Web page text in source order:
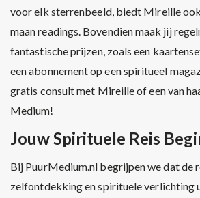
voor elk sterrenbeeld, biedt Mireille
maan readings. Bovendien maak jij
fantastische prijzen, zoals een
een abonnement op een spiritueel
gratis consult met Mireille of een van
Medium!
Jouw Spirituele Reis
Bij PuurMedium.nl begrijpen we dat de
zelfontdekking en spirituele verlichting